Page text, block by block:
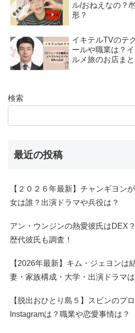
ル/おねえなの？/
形？
イキテルTVのテ
ールや職業は？
ルメ旅のお店ま
検索
最近の投稿
【２０２６年最新】チャンギヨン
女は誰？出演ドラマや兵役は？
アン・ウンジンの熱愛彼氏はDEX
歴代彼氏も調査！
【2026年最新】キム・ジェヨンは
妻・家族構成・大学・出演ドラマは
【脱出おひとり島５】スビンのプ
Instagramは？職業や恋愛事情は？